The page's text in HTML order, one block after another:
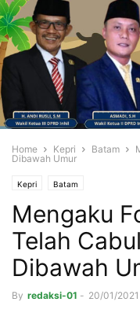
Home Kepri Batam
Dibawah Umur
Kepri Batam
Mengaku
Telah
Dibawah
By redaksi-01 - 20/01/2021